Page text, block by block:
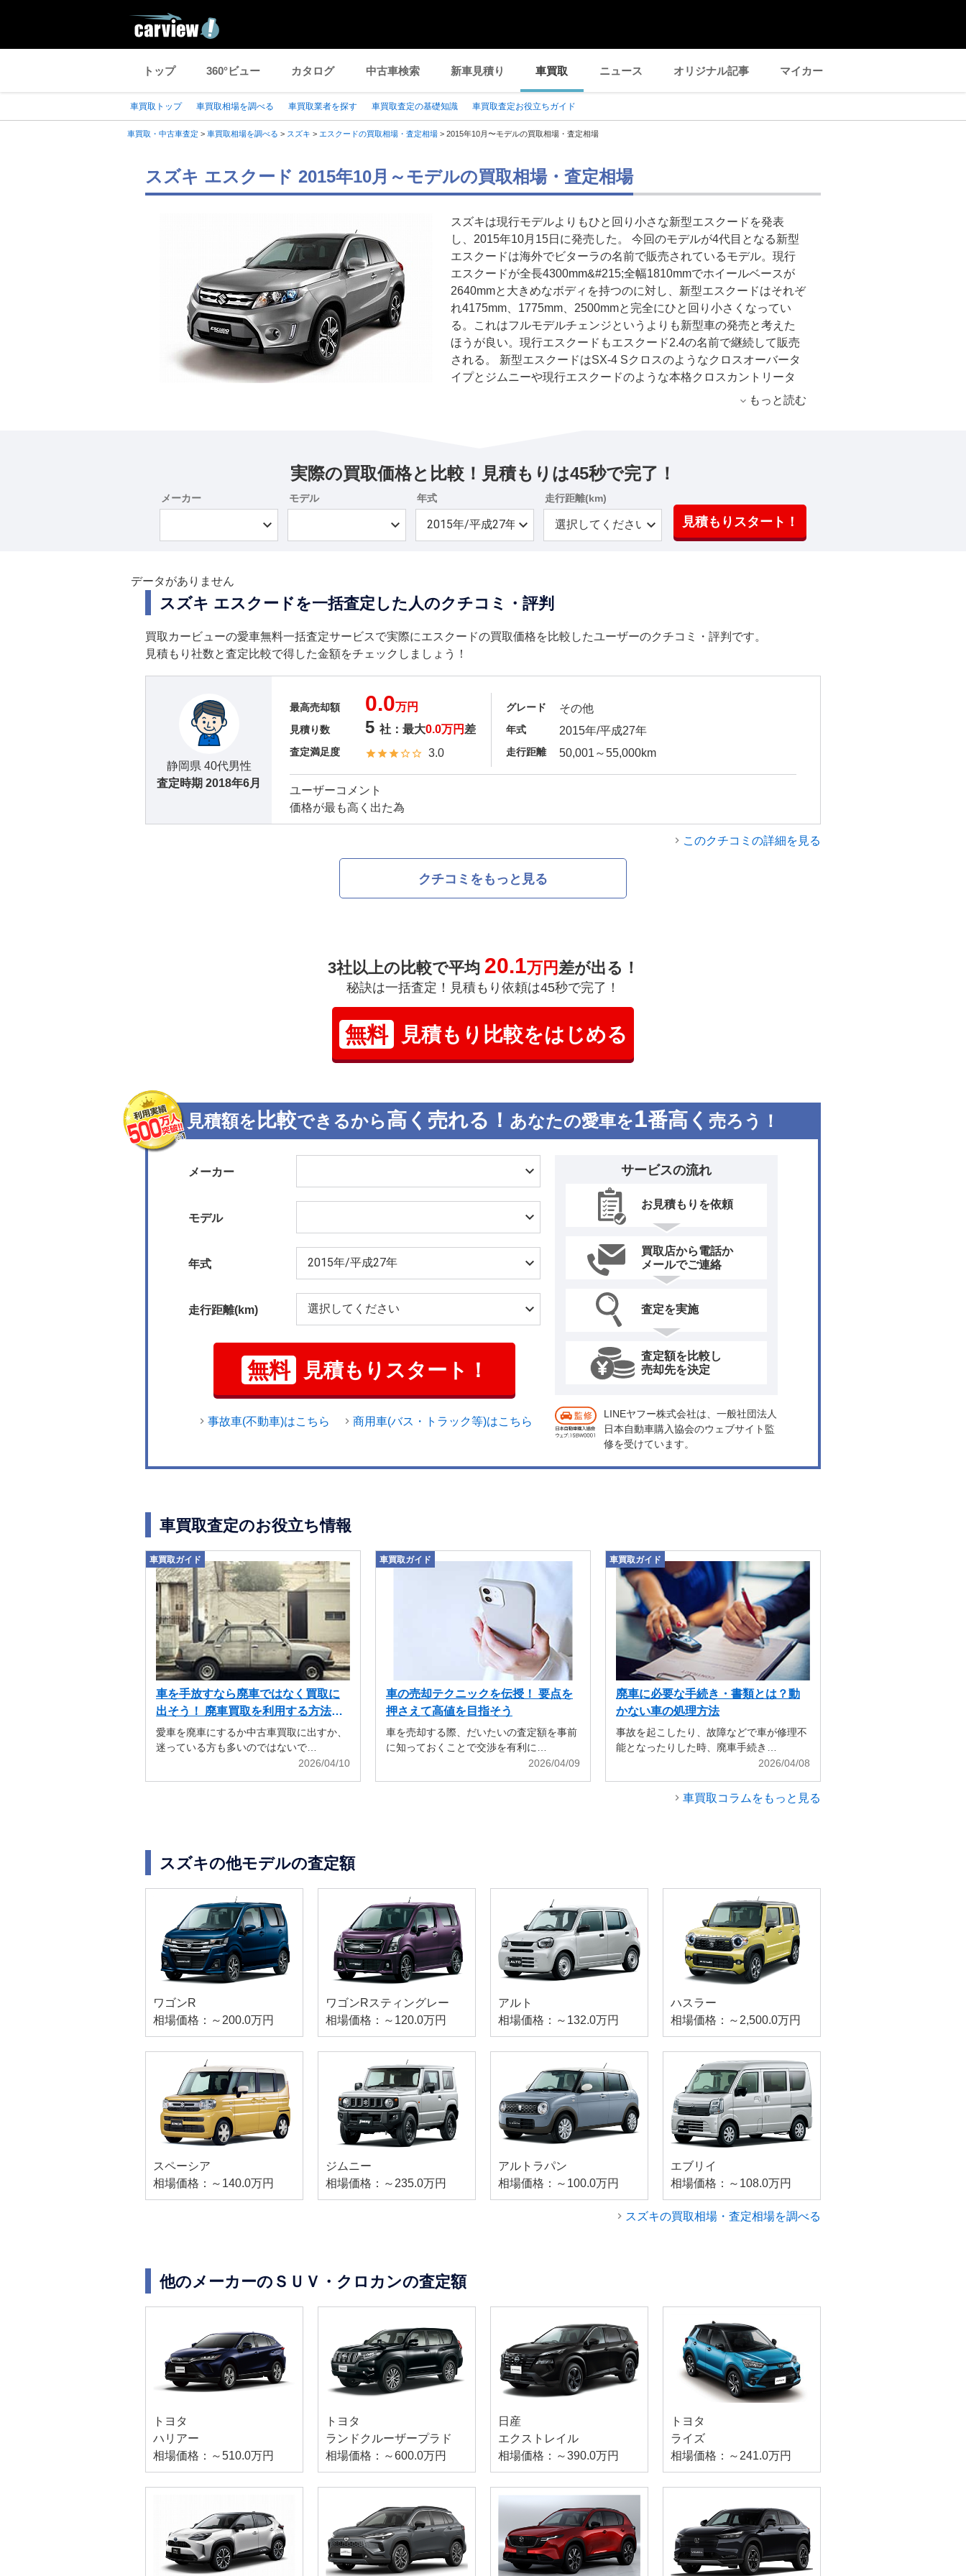
トップ 360°ビュー カタログ 中古車検索 新車見積り 車買取 ニュース オリジナル記事 マイカー
車買取トップ 車買取相場を調べる 車買取業者を探す 車買取査定の基礎知識 車買取査定お役立ちガイド
車買取・中古車査定 > 車買取相場を調べる > スズキ > エスクードの買取相場・査定相場 > 2015年10月〜モデルの買取相場・査定相場
スズキ エスクード 2015年10月～モデルの買取相場・査定相場
スズキは現行モデルよりもひと回り小さな新型エスクードを発表
し、2015年10月15日に発売した。 今回のモデルが4代目となる新型
エスクードは海外でビターラの名前で販売されているモデル。現行
エスクードが全長4300mm&#215;全幅1810mmでホイールベースが
2640mmと大きめなボディを持つのに対し、新型エスクードはそれぞ
れ4175mm、1775mm、2500mmと完全にひと回り小さくなってい
る。これはフルモデルチェンジというよりも新型車の発売と考えた
ほうが良い。現行エスクードもエスクード2.4の名前で継続して販売
される。 新型エスクードはSX-4 Sクロスのようなクロスオーバータ
イプとジムニーや現行エスクードのような本格クロスカントリータ
イプの中間に位置するSUVで、気軽さや使いやすさと悪路走破性を
LEDヘッドランプ、切削加工とガンメタリック塗装を施したアルミ
ホイールなどを特徴とする。 インテリアデザインもSUVらしい力強
さがあり、質感を追求したものとされた。シートはホールドに優れ
たスポーティな形状としている。ラゲッジスペースは簡単に操作で
きる6:4分割可倒式のリヤシートと上下2段に設定できるラゲッジボー
る。マニュアルモード付きでパドルシフトを備えたATだ。 駆動方式
採用する。これは電子制御4WDシステムに加え、4モードの走行切り
替え機能、車両運動協調制御システムの3種類の技術を統合したもの
けるトラクションコントロールが作動し、スリップしていないタイ
ヤの駆動力を高めるような制御が採用された。また悪路走破性に優
れた4WDロックモードの設定もある。 安全装備はミリ波レーダーを
使った前方衝突警報や作動領域を拡大した自動ブレーキ機能、アダ
プティブクルーズコントロールなどが全車に標準装備されている。
仕様としてオールグリップ4WD、ヒーテッドドアミラー、2段階温度
調節機能付き運転席・助手席シートヒーターなどが備えられてい
る。
もっと読む
実際の買取価格と比較！見積もりは45秒で完了！
メーカー モデル 年式 走行距離(km)
見積もりスタート！
データがありません
スズキ エスクードを一括査定した人のクチコミ・評判
買取カービューの愛車無料一括査定サービスで実際にエスクードの買取価格を比較したユーザーのクチコミ・評判です。
見積もり社数と査定比較で得した金額をチェックしましょう！
静岡県 40代男性
査定時期 2018年6月
最高売却額 0.0万円
見積り数 5 社：最大0.0万円 差
査定満足度 3.0
グレード その他
年式 2015年/平成27年
走行距離 50,001～55,000km
ユーザーコメント
価格が最も高く出た為
このクチコミの詳細を見る
クチコミをもっと見る
3社以上の比較で平均 20.1万円差が出る！
秘訣は一括査定！見積もり依頼は45秒で完了！
無料 見積もり比較をはじめる
見積額を 比較できるから高く売れる！ あなたの愛車を1番高く 売ろう！
メーカー
モデル
年式
走行距離(km)
無料 見積もりスタート！
事故車(不動車)はこちら 商用車(バス・トラック等)はこちら
サービスの流れ
お見積もりを依頼
買取店から電話か
メールでご連絡
査定を実施
査定額を比較し
売却先を決定
LINEヤフー株式会社は、一般社団法人
日本自動車購入協会のウェブサイト監
修を受けています。
車買取査定のお役立ち情報
車買取ガイド
車を手放すなら廃車ではなく買取に
出そう！ 廃車買取を利用する方法も
解説
愛車を廃車にするか中古車買取に出すか、
迷っている方も多いのではないで…
2026/04/10
車買取ガイド
車の売却テクニックを伝授！ 要点を
押さえて高値を目指そう
車を売却する際、だいたいの査定額を事前
に知っておくことで交渉を有利に…
2026/04/09
車買取ガイド
廃車に必要な手続き・書類とは？動
かない車の処理方法
事故を起こしたり、故障などで車が修理不
能となったりした時、廃車手続き…
2026/04/08
車買取コラムをもっと見る
スズキの他モデルの査定額
ワゴンR
相場価格：～200.0万円
ワゴンRスティングレー
相場価格：～120.0万円
アルト
相場価格：～132.0万円
ハスラー
相場価格：～2,500.0万円
スペーシア
相場価格：～140.0万円
ジムニー
相場価格：～235.0万円
アルトラパン
相場価格：～100.0万円
エブリイ
相場価格：～108.0万円
スズキの買取相場・査定相場を調べる
他のメーカーのＳＵＶ・クロカンの査定額
トヨタ
ハリアー
相場価格：～510.0万円
トヨタ
ランドクルーザープラド
相場価格：～600.0万円
日産
エクストレイル
相場価格：～390.0万円
トヨタ
ライズ
相場価格：～241.0万円